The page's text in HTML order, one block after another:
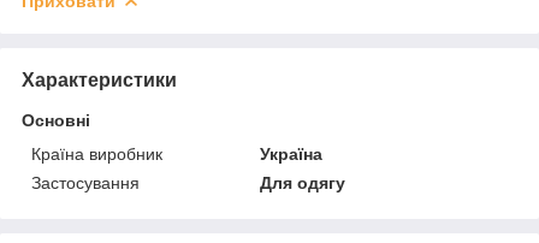
Характеристики
Основні
Країна виробник
Україна
Застосування
Для одягу